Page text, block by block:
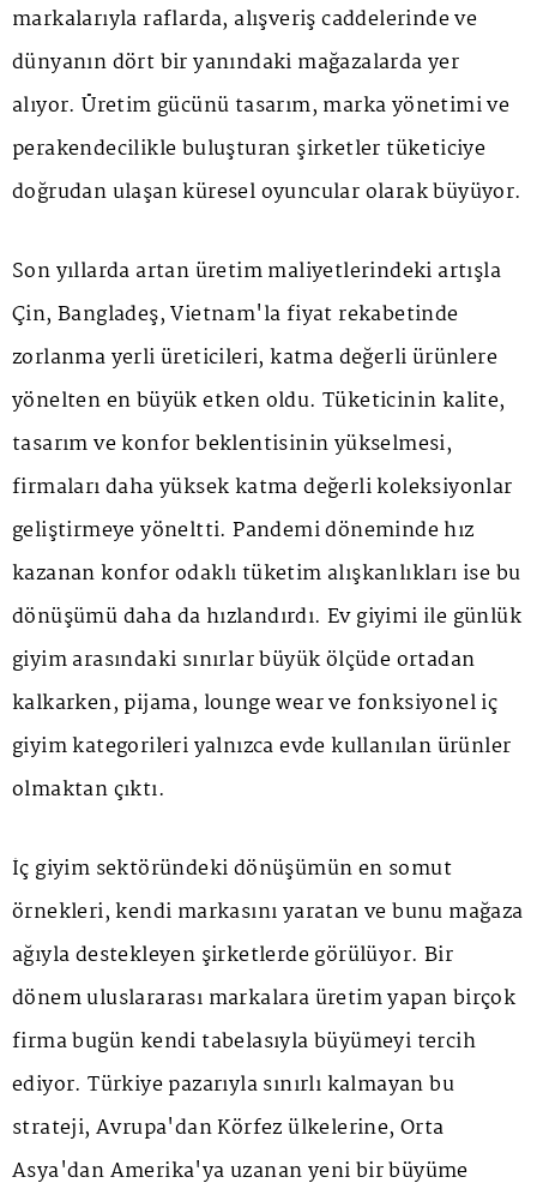
markalarıyla raflarda, alışveriş caddelerinde ve
dünyanın dört bir yanındaki mağazalarda yer
alıyor. Üretim gücünü tasarım, marka yönetimi ve
perakendecilikle buluşturan şirketler tüketiciye
doğrudan ulaşan küresel oyuncular olarak büyüyor.
Son yıllarda artan üretim maliyetlerindeki artışla
Çin, Bangladeş, Vietnam'la fiyat rekabetinde
zorlanma yerli üreticileri, katma değerli ürünlere
yönelten en büyük etken oldu. Tüketicinin kalite,
tasarım ve konfor beklentisinin yükselmesi,
firmaları daha yüksek katma değerli koleksiyonlar
geliştirmeye yöneltti. Pandemi döneminde hız
kazanan konfor odaklı tüketim alışkanlıkları ise bu
dönüşümü daha da hızlandırdı. Ev giyimi ile günlük
giyim arasındaki sınırlar büyük ölçüde ortadan
kalkarken, pijama, lounge wear ve fonksiyonel iç
giyim kategorileri yalnızca evde kullanılan ürünler
olmaktan çıktı.
İç giyim sektöründeki dönüşümün en somut
örnekleri, kendi markasını yaratan ve bunu mağaza
ağıyla destekleyen şirketlerde görülüyor. Bir
dönem uluslararası markalara üretim yapan birçok
firma bugün kendi tabelasıyla büyümeyi tercih
ediyor. Türkiye pazarıyla sınırlı kalmayan bu
strateji, Avrupa'dan Körfez ülkelerine, Orta
Asya'dan Amerika'ya uzanan yeni bir büyüme